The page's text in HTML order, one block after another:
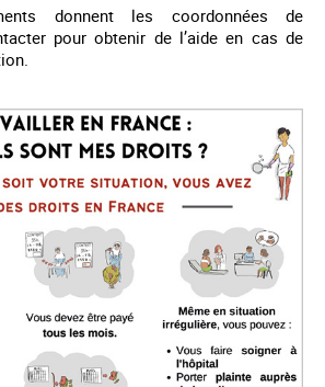
donnent les coordonnées de
pour obtenir de l’aide en cas de